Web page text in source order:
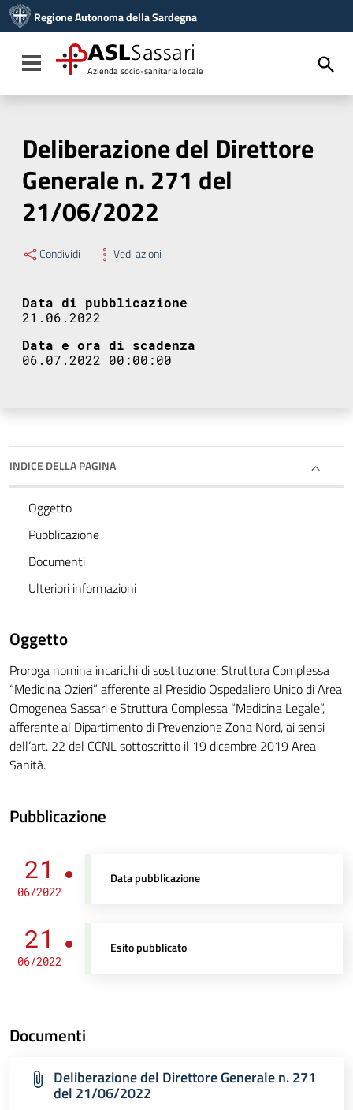
Vai al menu di navigazione
Vai al footer
Regione Autonoma della Sardegna
Toggle navigation
ASLSassari
Azienda socio-sanitaria locale
Deliberazione del Direttore
Generale n. 271 del
21/06/2022
Condividi Vedi azioni
Data di pubblicazione
21.06.2022
Data e ora di scadenza
06.07.2022 00:00:00
INDICE DELLA PAGINA
Oggetto
Pubblicazione
Documenti
Ulteriori informazioni
Oggetto
Proroga nomina incarichi di sostituzione: Struttura Complessa
“Medicina Ozieri” afferente al Presidio Ospedaliero Unico di Area
Omogenea Sassari e Struttura Complessa “Medicina Legale”,
afferente al Dipartimento di Prevenzione Zona Nord, ai sensi
dell’art. 22 del CCNL sottoscritto il 19 dicembre 2019 Area
Sanità.
Pubblicazione
21
06/2022
Data pubblicazione
21
06/2022
Esito pubblicato
Documenti
Deliberazione del Direttore Generale n. 271
del 21/06/2022